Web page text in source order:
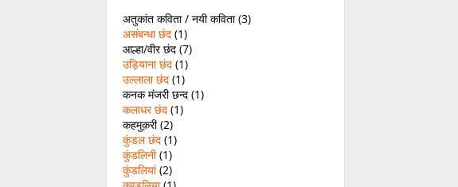
अतुकांत कविता / नयी कविता(3)
असंबन्धा छंद (1)
आल्हा/वीर छंद (7)
उड़ियाना छंद (1)
उल्लाला छंद (1)
कनक मंजरी छन्द (1)
कलाधर छंद (1)
कहमुक़री(2)
कुंडल छंद (1)
कुंडलिनी (1)
कुंडलियां (2)